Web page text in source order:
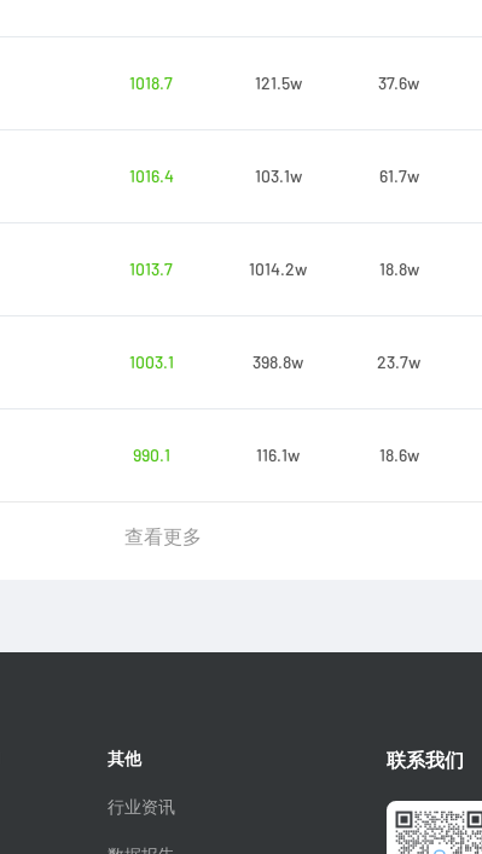
1018.7
121.5w 37.6w
1016.4
103.1w 61.7w
1013.7
1014.2w 18.8w
1003.1
398.8w 23.7w
990.1
116.1w 18.6w
查看更多
其他
行业资讯
联系我们